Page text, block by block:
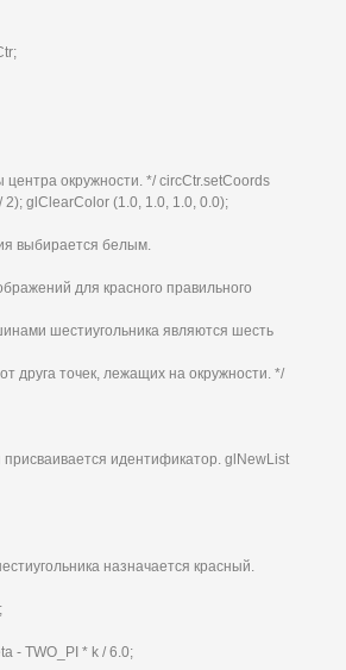
окружности. */ circCtr.setCoords
glClearColor (1.0, 1.0, 1.0, 0.0);
выбирается белым.
для красного правильного
шестиугольника являются шесть
друга точек, лежащих на окружности. */
идентификатор. glNewList
назначается красный.
- TWO_PI * k / 6.0;